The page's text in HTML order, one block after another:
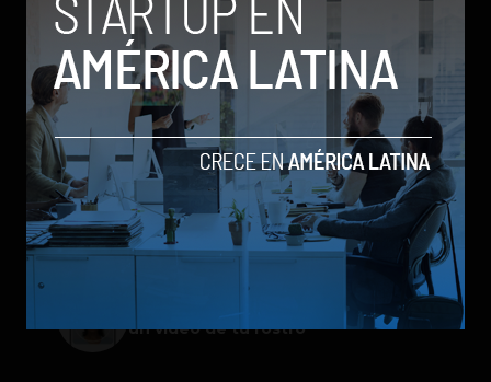
ChatGPT Work: el nuevo asistente
de OpenAI que promete mejorar la
productividad laboral
Spotify extiende las cuentas
gestionadas para menores a su plan
gratuito en seis países
Galaxy Z Flip8: el plegable compacto
de Samsung se renueva con más
pantalla, mejor cámara e IA
Google permitirá iniciar sesión con
un video de tu rostro